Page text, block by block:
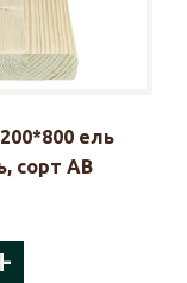
ель
сорт АВ